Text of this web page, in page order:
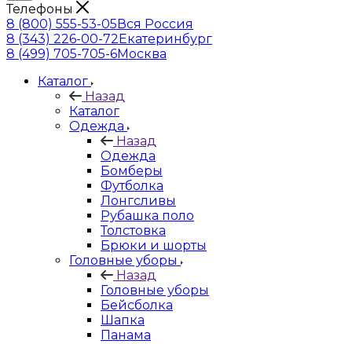
Телефоны
8 (800) 555-53-05Вся Россия
8 (343) 226-00-72Екатеринбург
8 (499) 705-705-6Москва
Каталог
Назад
Каталог
Одежда
Назад
Одежда
Бомберы
Футболка
Лонгсливы
Рубашка поло
Толстовка
Брюки и шорты
Головные уборы
Назад
Головные уборы
Бейсболка
Шапка
Панама